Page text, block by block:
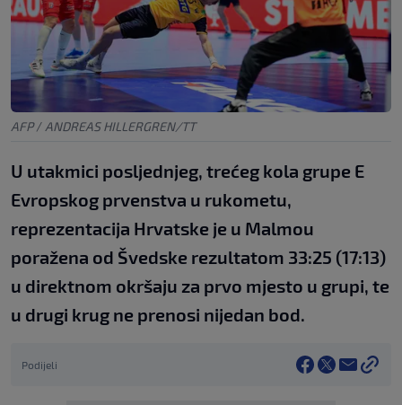
AFP / ANDREAS HILLERGREN/TT
U utakmici posljednjeg, trećeg kola grupe E
Evropskog prvenstva u rukometu,
reprezentacija Hrvatske je u Malmou
poražena od Švedske rezultatom 33:25 (17:13)
u direktnom okršaju za prvo mjesto u grupi, te
u drugi krug ne prenosi nijedan bod.
Podijeli